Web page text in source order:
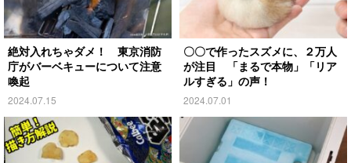
絶対入れちゃダメ！ 東京消防
庁がバーベキューについて注意
喚起
2024.07.15
〇〇で作ったスズメに、２万人
が注目 「まるで本物」「リア
ルすぎる」の声！
2024.07.01